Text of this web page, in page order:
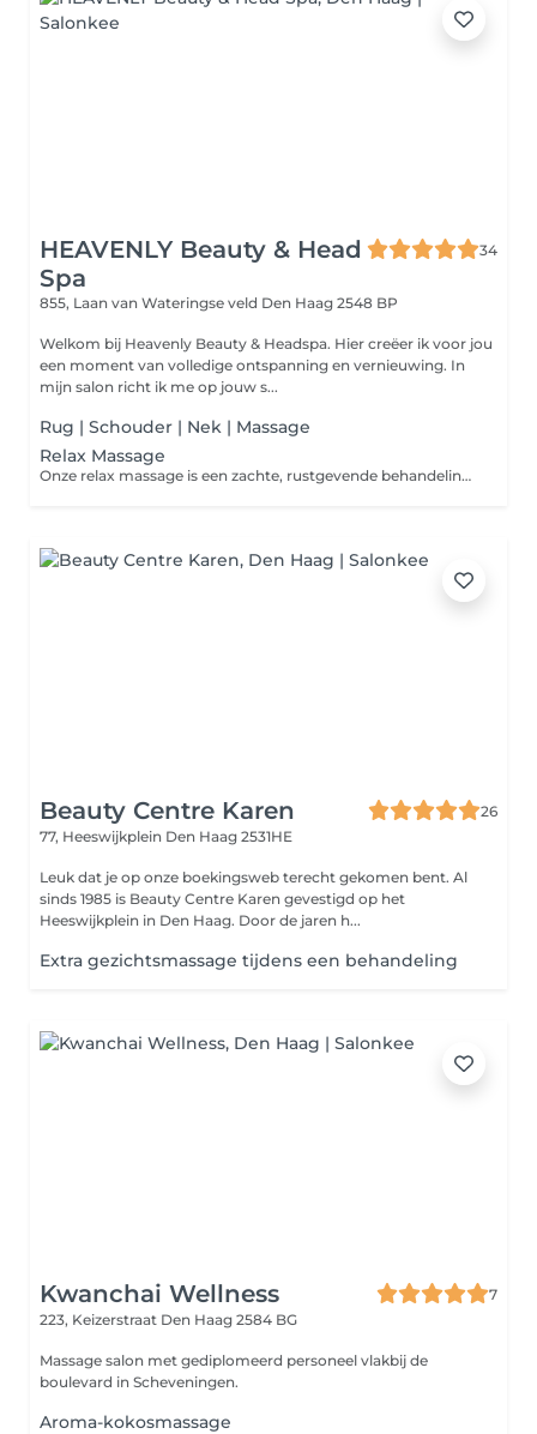
HEAVENLY Beauty & Head
Spa
34
855, Laan van Wateringse veld Den Haag 2548 BP
Welkom bij Heavenly Beauty & Headspa. Hier creëer ik voor jou
een moment van volledige ontspanning en vernieuwing. In
mijn salon richt ik me op jouw s...
Rug | Schouder | Nek | Massage
Relax Massage
Onze relax massage is een zachte, rustgevende behandeling die volledig gericht is op ontspanning. Met vloeiende strijkingen en lichte druk worden rug, nek, hoofd en armen behandeld om spanning los te laten en de doorbloeding te stimuleren. De massage kalmeert het zenuwstelsel, vermindert stress en geeft een diep gevoel van rust en welzijn. Perfect voor wie even volledig wil ontspannen en opladen.
Beauty Centre Karen
26
77, Heeswijkplein Den Haag 2531HE
Leuk dat je op onze boekingsweb terecht gekomen bent. Al
sinds 1985 is Beauty Centre Karen gevestigd op het
Heeswijkplein in Den Haag. Door de jaren h...
Extra gezichtsmassage tijdens een behandeling
Kwanchai Wellness
7
223, Keizerstraat Den Haag 2584 BG
Massage salon met gediplomeerd personeel vlakbij de
boulevard in Scheveningen.
Aroma-kokosmassage